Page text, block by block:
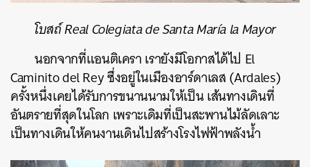
โบสถ์ Real Colegiata de Santa María la Mayor
นอกจากที่แอนติเครา เรายังมีโอกาสได้ไป El
Caminito del Rey ซึ่งอยู่ในเมืองอาร์ดาเลส (Ardales)
ครั้งหนึ่งเคยได้รับการขนานนามให้เป็น เส้นทางเดินที่
อันตรายที่สุดในโลก เพราะเดิมที่เป็นสะพานไม้ลัดเลาะ
เป็นทางเดินให้คนงานเดินไปสร้างโรงไฟฟ้าพลังน้ำ